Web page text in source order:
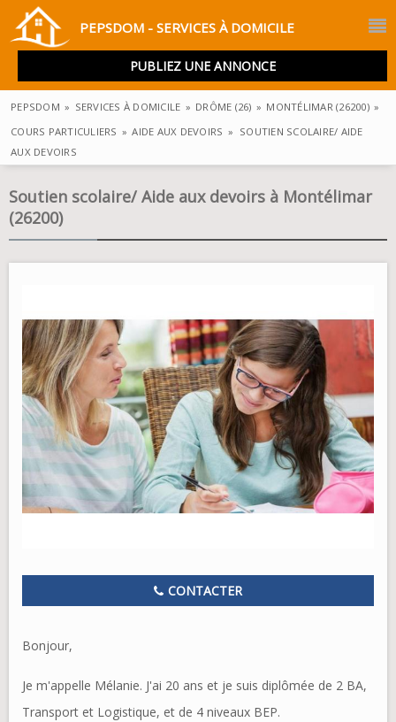
PEPSDOM - SERVICES À DOMICILE
PUBLIEZ UNE ANNONCE
PEPSDOM » SERVICES À DOMICILE » DRÔME (26) » MONTÉLIMAR (26200) »
COURS PARTICULIERS » AIDE AUX DEVOIRS » SOUTIEN SCOLAIRE/ AIDE
AUX DEVOIRS
Soutien scolaire/ Aide aux devoirs à Montélimar
(26200)
CONTACTER
Bonjour,
Je m'appelle Mélanie. J'ai 20 ans et je suis diplômée de 2 BA,
Transport et Logistique, et de 4 niveaux BEP.